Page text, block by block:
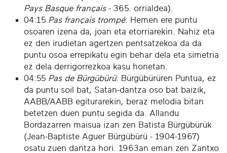
Pays Basque français- 365. orrialdea).
04:15 Pas français trompé: Hemen ere puntu
osoaren izena da, joan eta etorriarekin. Nahiz eta
ez den irudietan agertzen pentsatzekoa da da
puntu osoa errepikatu egin behar dela eta simetria
ez dela derrigorrezkoa kasu honetan.
04:55 Pas de Bürgübürü: Bürgübürüren Puntua, ez
da puntu soil bat, Satan-dantza oso bat baizik,
AABB/AABB egiturarekin, beraz melodia bitan
betetzen duen puntu segida da. Allandu
Bordazarren maisua izan zen Batista Bürgübürük
(Jean-Baptiste Aguer Bürgübürü - 1904-1967)
osatu zuen dantza hori. 1963an eman zen Zantxo